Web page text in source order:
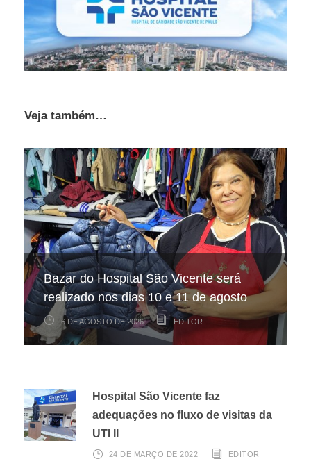
Veja também…
Bazar do Hospital São Vicente será
realizado nos dias 10 e 11 de agosto
6 DE AGOSTO DE 2026 EDITOR
Hospital São Vicente participa de
mapeamento nacional sobre câncer
infantojuvenil
6 DE AGOSTO DE 2026 EDITOR
Hospital São Vicente expande
arrecadação de cupons fiscais pela
Nota Fiscal Paulista
3 DE AGOSTO DE 2026 EDITOR
Hospital São Vicente faz
adequações no fluxo de visitas da
UTI II
24 DE MARÇO DE 2022 EDITOR